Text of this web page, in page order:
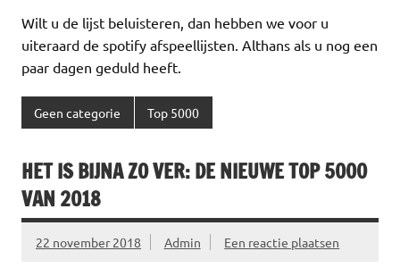
Wilt u de lijst beluisteren, dan hebben we voor u
uiteraard de spotify afspeellijsten. Althans als u nog een
paar dagen geduld heeft.
Geen categorie Top 5000
HET IS BIJNA ZO VER: DE NIEUWE TOP 5000
VAN 2018
22 november 2018 Admin Een reactie plaatsen